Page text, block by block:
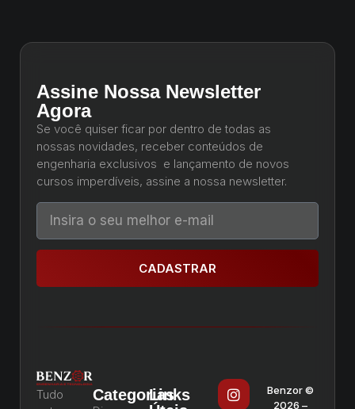
Assine Nossa Newsletter
Agora
Se você quiser ficar por dentro de todas as
nossas novidades, receber conteúdos de
engenharia exclusivos e lançamento de novos
cursos imperdíveis, assine a nossa newsletter.
CADASTRAR
Tudo
Categorias
Links
Benzor ©
2026 –